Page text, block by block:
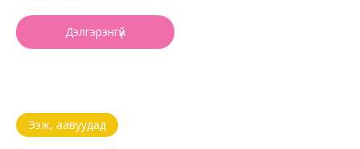
Дэлгэрэнгүй
Ээж, аавуудад